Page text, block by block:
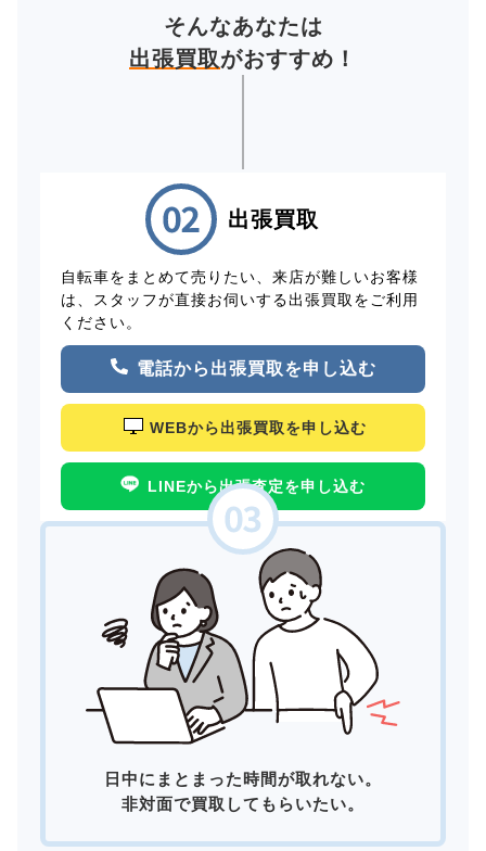
そんなあなたは
出張買取がおすすめ！
出張買取
自転車をまとめて売りたい、来店が難しいお客様
は、スタッフが直接お伺いする出張買取をご利用
ください。
電話から出張買取を申し込む
WEBから出張買取を申し込む
LINEから出張査定を申し込む
日中にまとまった時間が取れない。
非対面で買取してもらいたい。